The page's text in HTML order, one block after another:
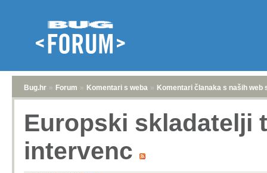
Bug.hr » Forum » Komentari s weba » Komentari članaka s naših web
Europski skladatelji
intervenc